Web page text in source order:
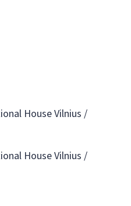
House Vilnius /
House Vilnius /